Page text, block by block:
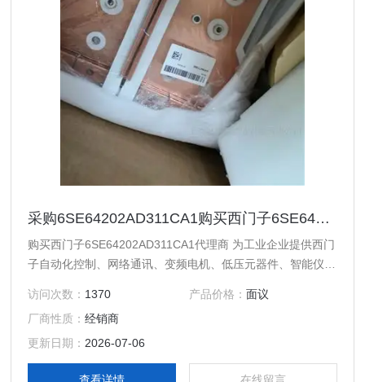
采购6SE64202AD311CA1购买西门子6SE64202AD311CA1代理商
购买西门子6SE64202AD311CA1代理商 为工业企业提供西门
子自动化控制、网络通讯、变频电机、低压元器件、智能仪表
品、能源集团自动化等产品、技术和服务。 您好本公司专业
销售西门子各系列产品，为工业企业提供西门子自动化控制、
网络通讯、变频电机、低压元器件、智能仪表等电气控制、传
动 产品及高、中、低压、西门子8PT配电产品
访问次数： 1370 产品价格： 面议
厂商性质：经销商
更新日期： 2026-07-06